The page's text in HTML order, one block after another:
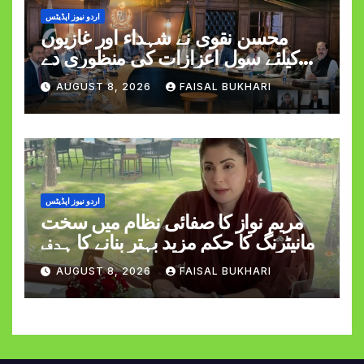
اردو نیوز اپڈیٹس
محسن نقوی نے شہداء اور غازیوں
کیلئے سول اعزازات کی منظوری دے
دیAUGUST 8, 2026 FAISAL BUKHARI
اردو نیوز اپڈیٹس
مریم نواز کا صفائی نظام میں سخت
مانیٹرنگ کا حکم مزید بہتر بنانے کا ہدف
AUGUST 8, 2026 FAISAL BUKHARI